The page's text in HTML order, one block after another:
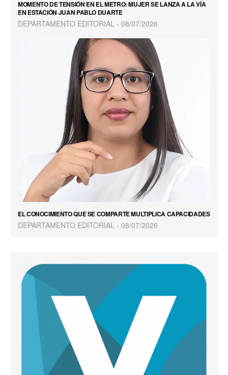
MOMENTO DE TENSIÓN EN EL METRO: MUJER SE LANZA A LA VÍA
EN ESTACIÓN JUAN PABLO DUARTE
DEPARTAMENTO EDITORIAL 08/07/2026
EL CONOCIMIENTO QUE SE COMPARTE MULTIPLICA CAPACIDADES
DEPARTAMENTO EDITORIAL 08/07/2026